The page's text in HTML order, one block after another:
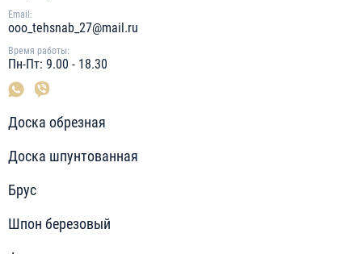
Email:
ooo_tehsnab_27@mail.ru
Время работы:
Пн-Пт: 9.00 - 18.30
Доска обрезная
Доска шпунтованная
Брус
Шпон березовый